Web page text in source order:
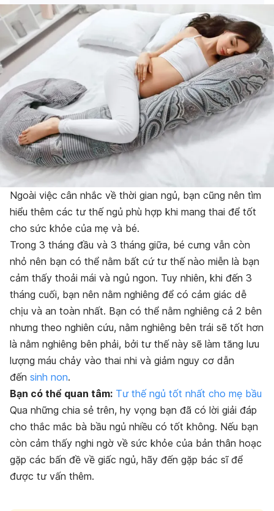
Ngoài việc cân nhắc về thời gian ngủ, bạn cũng nên tìm
hiểu thêm các tư thế ngủ phù hợp khi mang thai để tốt
cho sức khỏe của mẹ và bé.
Trong 3 tháng đầu và 3 tháng giữa, bé cưng vẫn còn
nhỏ nên bạn có thể nằm bất cứ tư thế nào miễn là bạn
cảm thấy thoải mái và ngủ ngon. Tuy nhiên, khi đến 3
tháng cuối, bạn nên nằm nghiêng để có cảm giác dễ
chịu và an toàn nhất. Bạn có thể nằm nghiêng cả 2 bên
nhưng theo nghiên cứu, nằm nghiêng bên trái sẽ tốt hơn
là nằm nghiêng bên phải, bởi tư thế này sẽ làm tăng lưu
lượng máu chảy vào thai nhi và giảm nguy cơ dẫn
đến sinh non.
Bạn có thể quan tâm: Tư thế ngủ tốt nhất cho mẹ bầu
Qua những chia sẻ trên, hy vọng bạn đã có lời giải đáp
cho thắc mắc bà bầu ngủ nhiều có tốt không. Nếu bạn
còn cảm thấy nghi ngờ về sức khỏe của bản thân hoạc
gặp các bấn đề về giấc ngủ, hãy đến gặp bác sĩ để
được tư vấn thêm.